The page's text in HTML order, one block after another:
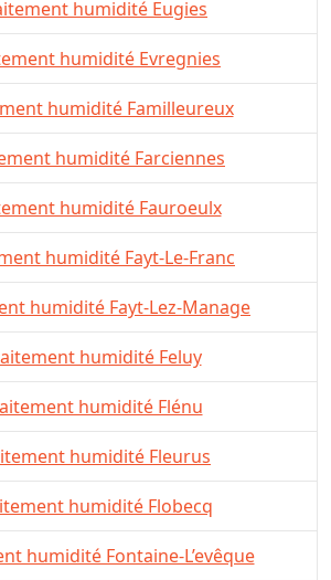
humidité Eugies
humidité Evregnies
humidité Familleureux
humidité Farciennes
humidité Fauroeulx
humidité Fayt-Le-Franc
humidité Fayt-Lez-Manage
humidité Feluy
humidité Flénu
humidité Fleurus
humidité Flobecq
humidité Fontaine-L’evêque